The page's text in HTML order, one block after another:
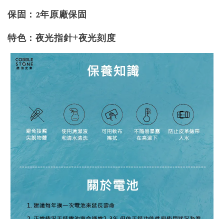
保固：2年原廠保固
特色：夜光指針+夜光刻度